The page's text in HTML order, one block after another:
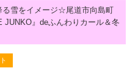
る雪をイメージ☆尾道市向島町
JUNKO』deふんわりカール＆冬